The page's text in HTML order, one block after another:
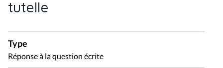
tutelle
Type
Réponse à la question écrite